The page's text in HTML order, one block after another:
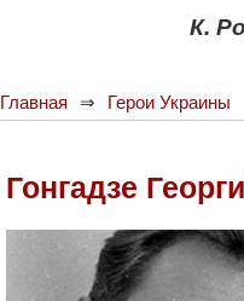
К.
Главная Герои Украины
Гонгадзе